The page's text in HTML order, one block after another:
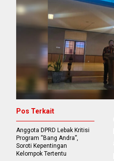
Pos Terkait
Anggota DPRD Lebak Kritisi
Program “Bang Andra”,
Soroti Kepentingan
Kelompok Tertentu